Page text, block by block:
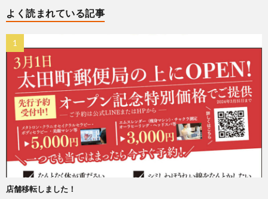
よく読まれている記事
店舗移転しました！